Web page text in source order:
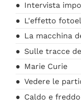
Intervista
L'effetto
La macchina
Sulle tracce
Marie Curie
Vedere le
Caldo e freddo